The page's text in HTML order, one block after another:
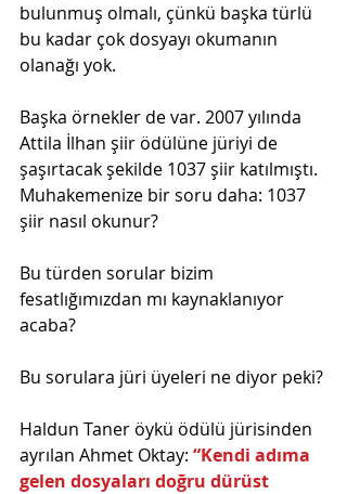
bulunmuş olmalı, çünkü başka türlü
bu kadar çok dosyayı okumanın
olanağı yok.
Başka örnekler de var. 2007 yılında
Attila İlhan şiir ödülüne jüriyi de
şaşırtacak şekilde 1037 şiir katılmıştı.
Muhakemenize bir soru daha: 1037
şiir nasıl okunur?
Bu türden sorular bizim
fesatlığımızdan mı kaynaklanıyor
acaba?
Bu sorulara jüri üyeleri ne diyor peki?
Haldun Taner öykü ödülü jürisinden
ayrılan Ahmet Oktay: “Kendi adıma
gelen dosyaları doğru dürüst